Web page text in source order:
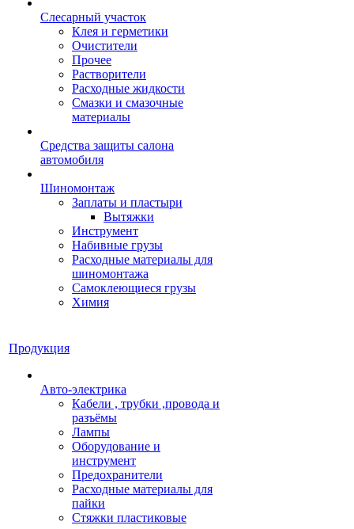
Слесарный участок
Клея и герметики
Очистители
Прочее
Растворители
Расходные жидкости
Смазки и смазочные
материалы
Средства защиты салона
автомобиля
Шиномонтаж
Заплаты и пластыри
Вытяжки
Инструмент
Набивные грузы
Расходные материалы для
шиномонтажа
Самоклеющиеся грузы
Химия
Продукция
Авто-электрика
Кабели , трубки ,провода и
разъёмы
Лампы
Оборудование и
инструмент
Предохранители
Расходные материалы для
пайки
Стяжки пластиковые